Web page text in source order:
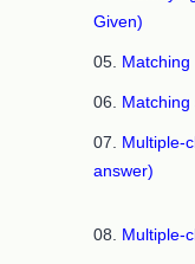
Given)
05.
06.
07. Multiple-
answer)
08. Multiple-